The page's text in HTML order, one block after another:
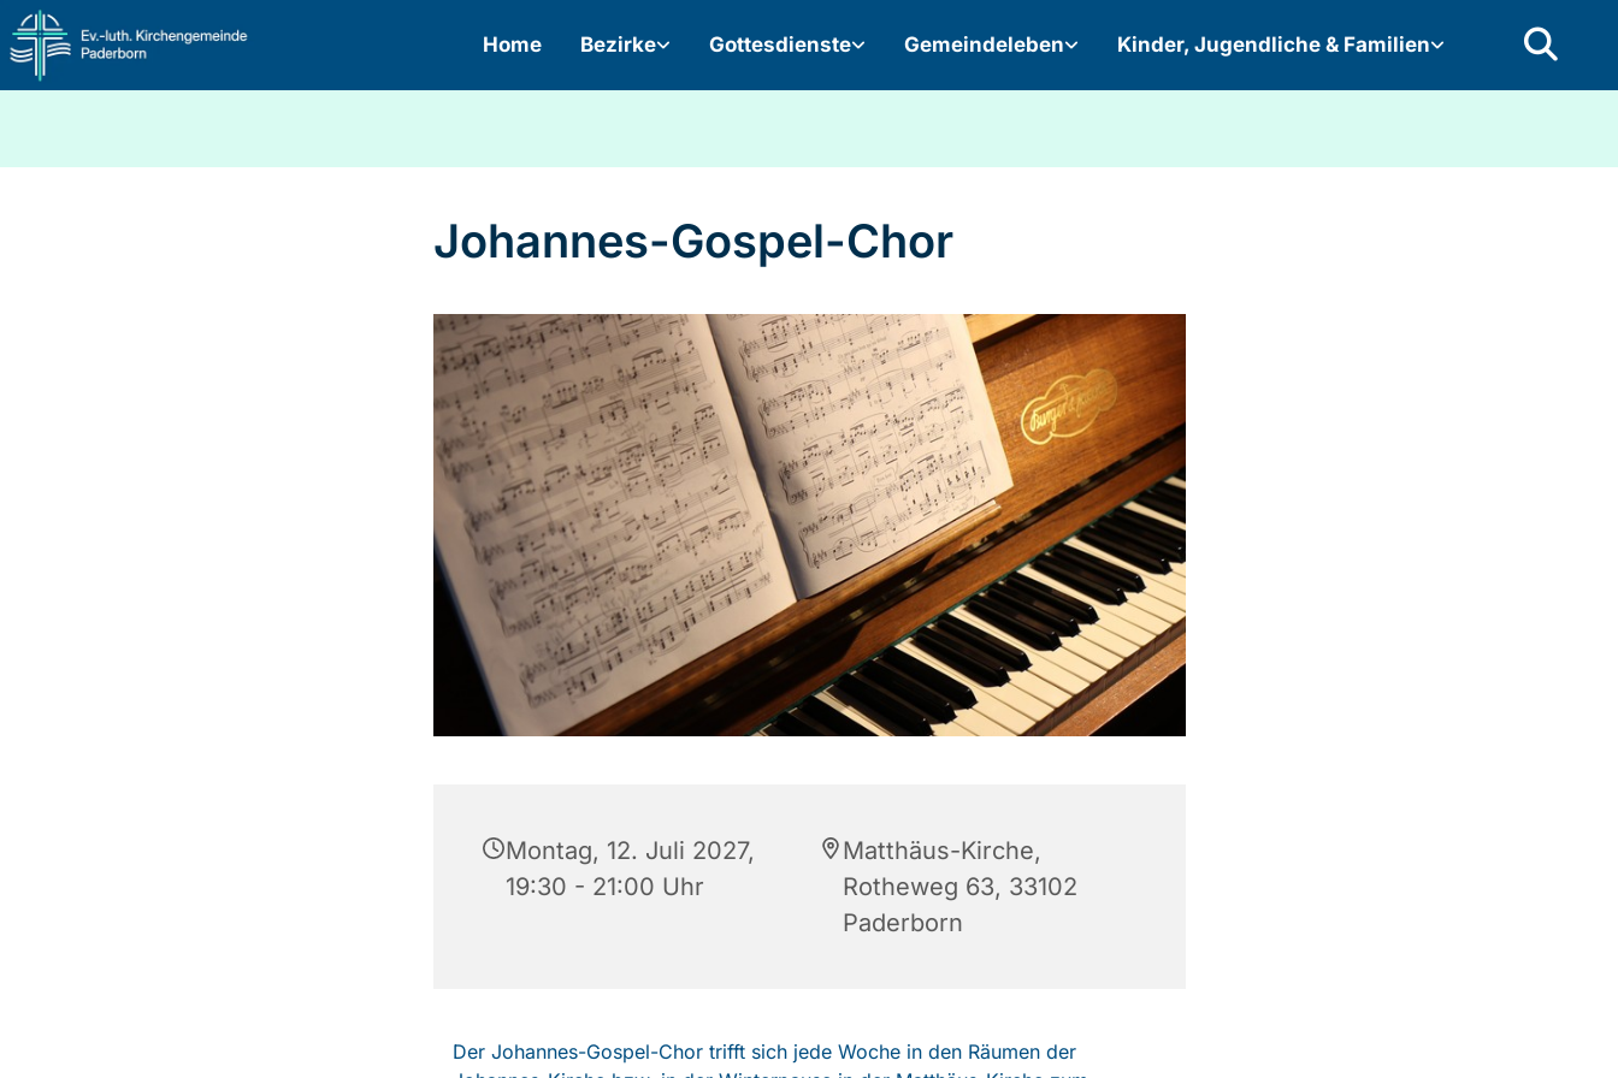
Home Bezirke Gottesdienste Gemeindeleben Kinder, Jugendliche & Familien
Johannes-Gospel-Chor
Montag, 12. Juli 2027,
19:30 - 21:00 Uhr
Matthäus-Kirche,
Rotheweg 63, 33102
Paderborn
Der Johannes-Gospel-Chor trifft sich jede Woche in den Räumen der